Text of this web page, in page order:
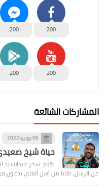
200
200
200
200
المشاركات الشائعة
06 يونيو 2022
حياة شيخ
بقلم :سحر عبدالسيد
من الرسل، بقايا من أهل العلم،